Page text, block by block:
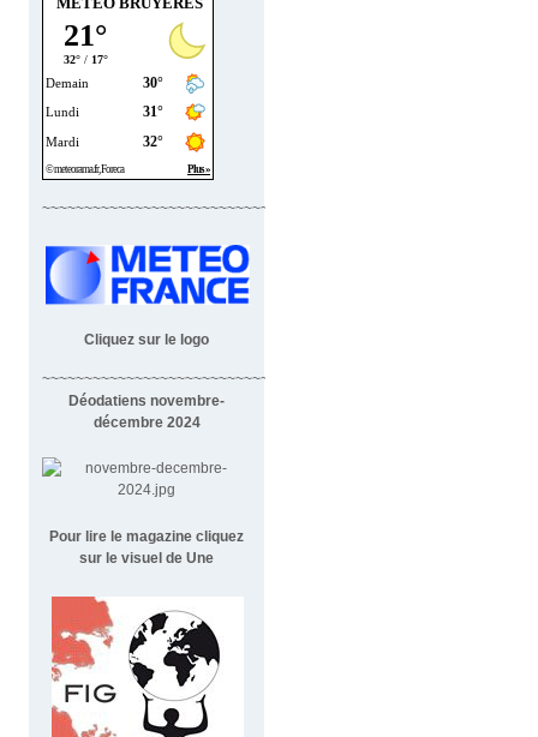
~~~~~~~~~~~~~~~~~~~~~~~~~~~~
Cliquez sur le logo
~~~~~~~~~~~~~~~~~~~~~~~~~~~~~~~~~~~~
Déodatiens novembre-
décembre 2024
Pour lire le magazine cliquez
sur le visuel de Une